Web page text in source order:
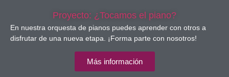
Proyecto: ¿Tocamos el piano?
En nuestra orquesta de pianos puedes aprender con otros a
disfrutar de una nueva etapa. ¡Forma parte con nosotros!
Más información